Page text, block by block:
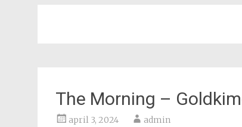
The Morning –
april 3, 2024 admin